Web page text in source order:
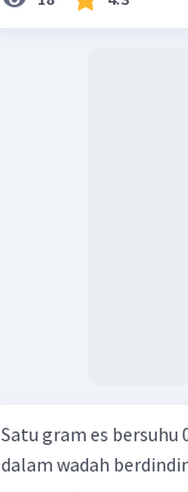
Satu gram es bersuhu
dalam wadah